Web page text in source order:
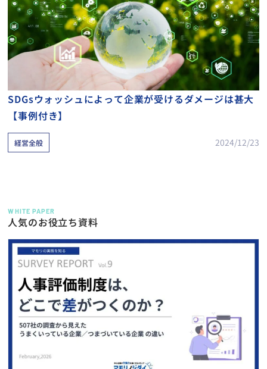
SDGsウォッシュによって企業が受けるダメージは甚大
【事例付き】
経営全般 2024/12/23
WHITE PAPER
人気のお役立ち資料